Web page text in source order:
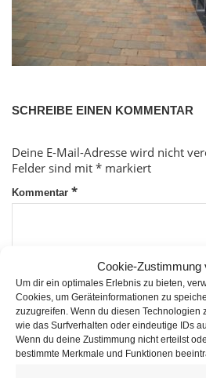
Cookie-Zustimmung
Um dir ein optimales Erlebnis zu bieten,
Cookies, um Geräteinformationen zu
zuzugreifen. Wenn du diesen Technologien
wie das Surfverhalten oder eindeutige IDs
Wenn du deine Zustimmung nicht erteilst
bestimmte Merkmale und Funktionen
SCHREIBE EINEN KOMMENTAR
Deine E-Mail-Adresse wird nicht
Felder sind mit * markiert
Kommentar *
Name *